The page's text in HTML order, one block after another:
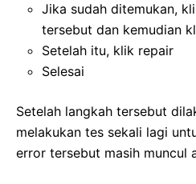
Jika sudah ditemukan,
tersebut dan kemudian
Setelah itu, klik repair
Selesai
Setelah langkah tersebut
melakukan tes sekali lagi
error tersebut masih muncul